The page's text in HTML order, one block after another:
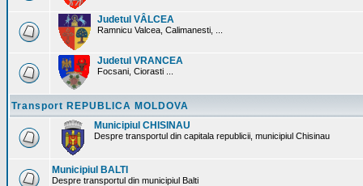
Judetul VÂLCEA
Ramnicu Valcea, Calimanesti, ...
Judetul VRANCEA
Focsani, Ciorasti ...
Transport REPUBLICA MOLDOVA
Municipiul CHISINAU
Despre transportul din capitala republicii, municipiul Chisinau
Municipiul BALTI
Despre transportul din municipiul Balti